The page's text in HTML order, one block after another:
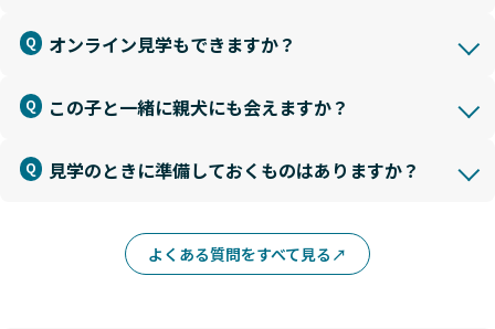
オンライン見学もできますか？
この子と一緒に親犬にも会えますか？
見学のときに準備しておくものはありますか？
よくある質問をすべて見る